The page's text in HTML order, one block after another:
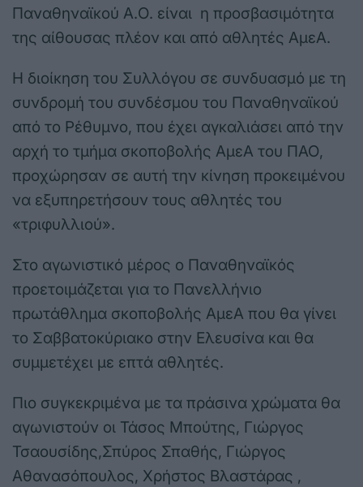
Παναθηναϊκού Α.Ο. είναι η προσβασιμότητα
της αίθουσας πλέον και από αθλητές ΑμεΑ.
Η διοίκηση του Συλλόγου σε συνδυασμό με τη
συνδρομή του συνδέσμου του Παναθηναϊκού
από το Ρέθυμνο, που έχει αγκαλιάσει από την
αρχή το τμήμα σκοποβολής ΑμεΑ του ΠΑΟ,
προχώρησαν σε αυτή την κίνηση προκειμένου
να εξυπηρετήσουν τους αθλητές του
«τριφυλλιού».
Στο αγωνιστικό μέρος ο Παναθηναϊκός
προετοιμάζεται για το Πανελλήνιο
πρωτάθλημα σκοποβολής ΑμεΑ που θα γίνει
το Σαββατοκύριακο στην Ελευσίνα και θα
συμμετέχει με επτά αθλητές.
Πιο συγκεκριμένα με τα πράσινα χρώματα θα
αγωνιστούν οι Τάσος Μπούτης, Γιώργος
Τσαουσίδης,Σπύρος Σπαθής, Γιώργος
Αθανασόπουλος, Χρήστος Βλαστάρας ,